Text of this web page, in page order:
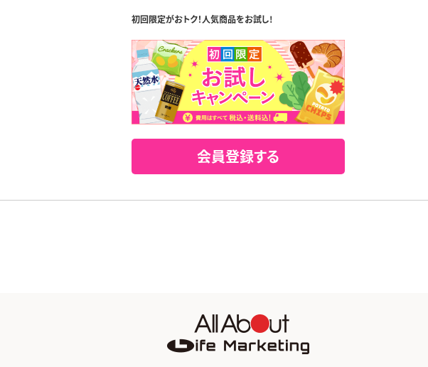
初回限定がおトク！人気商品をお試し!
会員登録する